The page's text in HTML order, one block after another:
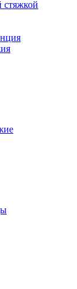
стяжкой